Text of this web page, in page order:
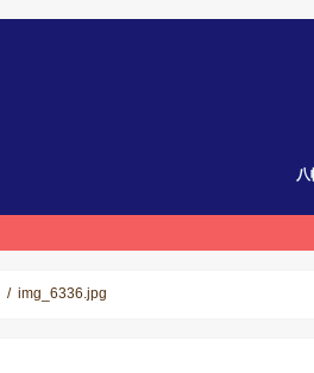
八
img_6336.jpg